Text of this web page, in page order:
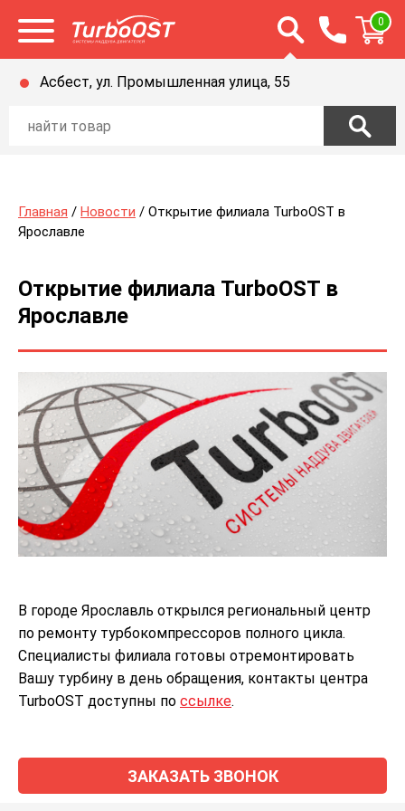
Открыть меню Открыть строку
0
Асбест, ул. Промышленная улица, 55
Главная / Новости / Открытие филиала TurboOST в
Ярославле
Открытие филиала TurboOST в
Ярославле
В городе Ярославль открылся региональный центр
по ремонту турбокомпрессоров полного цикла.
Специалисты филиала готовы отремонтировать
Вашу турбину в день обращения, контакты центра
TurboOST доступны по ссылке.
ЗАКАЗАТЬ ЗВОНОК